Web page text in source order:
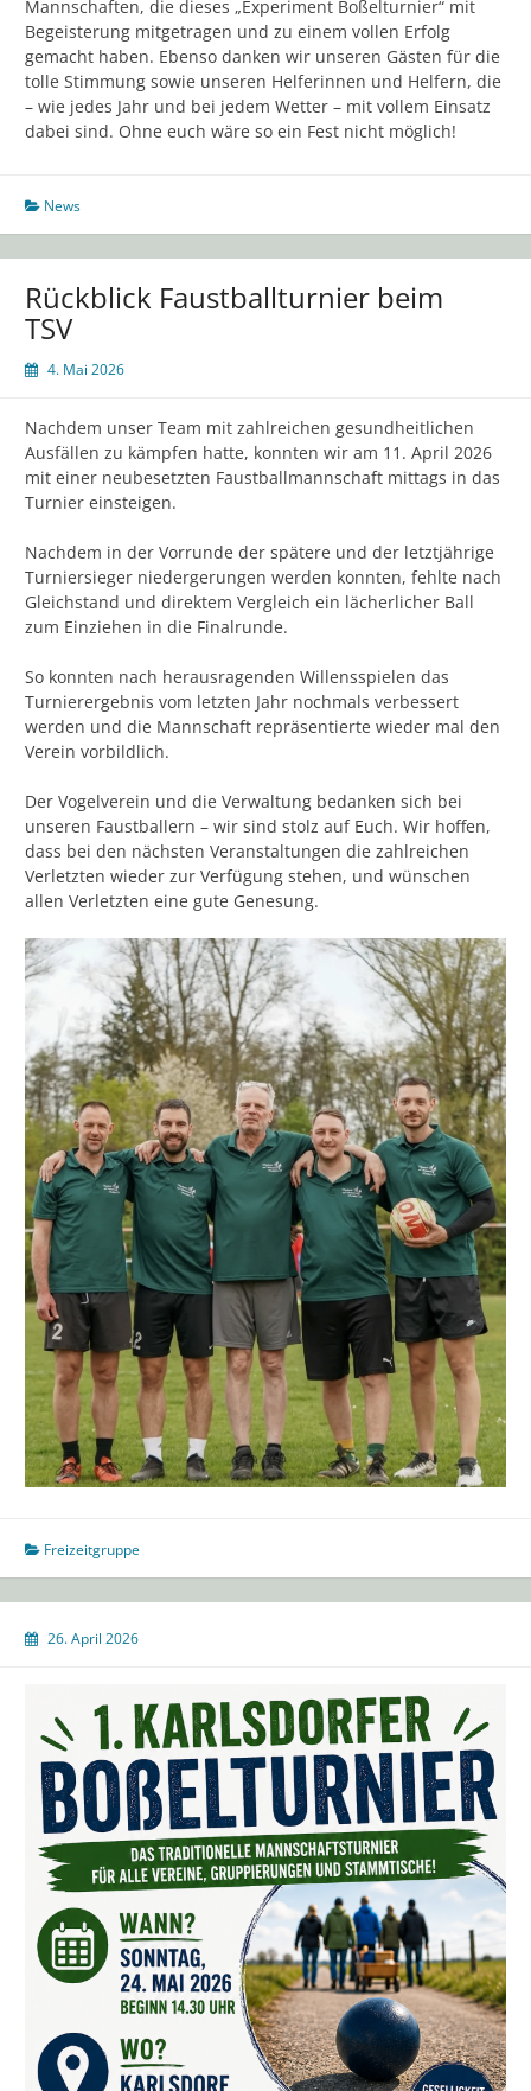
Mannschaften, die dieses „Experiment Boßelturnier“ mit
Begeisterung mitgetragen und zu einem vollen Erfolg
gemacht haben. Ebenso danken wir unseren Gästen für die
tolle Stimmung sowie unseren Helferinnen und Helfern, die
– wie jedes Jahr und bei jedem Wetter – mit vollem Einsatz
dabei sind. Ohne euch wäre so ein Fest nicht möglich!
News
Rückblick Faustballturnier beim
TSV
4. Mai 2026
Nachdem unser Team mit zahlreichen gesundheitlichen
Ausfällen zu kämpfen hatte, konnten wir am 11. April 2026
mit einer neubesetzten Faustballmannschaft mittags in das
Turnier einsteigen.
Nachdem in der Vorrunde der spätere und der letztjährige
Turniersieger niedergerungen werden konnten, fehlte nach
Gleichstand und direktem Vergleich ein lächerlicher Ball
zum Einziehen in die Finalrunde.
So konnten nach herausragenden Willensspielen das
Turnierergebnis vom letzten Jahr nochmals verbessert
werden und die Mannschaft repräsentierte wieder mal den
Verein vorbildlich.
Der Vogelverein und die Verwaltung bedanken sich bei
unseren Faustballern – wir sind stolz auf Euch. Wir hoffen,
dass bei den nächsten Veranstaltungen die zahlreichen
Verletzten wieder zur Verfügung stehen, und wünschen
allen Verletzten eine gute Genesung.
Freizeitgruppe
26. April 2026
Marketing
Indem Sie uns Ihre
Interessen und Ihr
Verhalten beim
Angebote zu
sehen.